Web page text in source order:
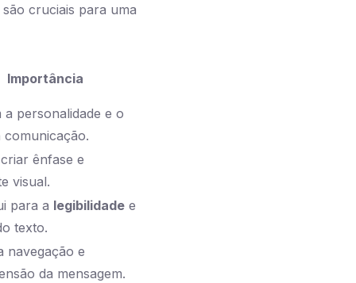
cruciais para uma
Importância
a personalidade e o
comunicação.
ênfase e
visual.
para a legibilidade e
texto.
navegação e
da mensagem.